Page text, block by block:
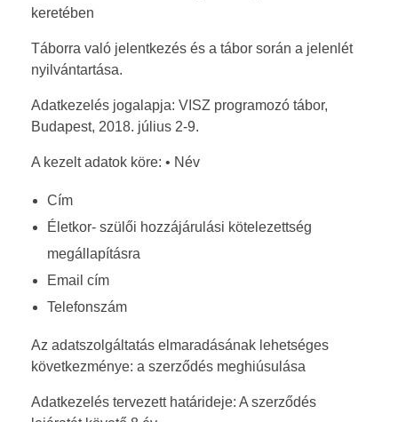
keretében
Táborra való jelentkezés és a tábor során a jelenlét
nyilvántartása.
Adatkezelés jogalapja: VISZ programozó tábor,
Budapest, 2018. július 2-9.
A kezelt adatok köre: • Név
Cím
Életkor- szülői hozzájárulási kötelezettség
megállapításra
Email cím
Telefonszám
Az adatszolgáltatás elmaradásának lehetséges
következménye: a szerződés meghiúsulása
Adatkezelés tervezett határideje: A szerződés